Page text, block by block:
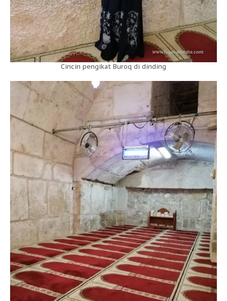
Cincin pengikat Buroq di dinding